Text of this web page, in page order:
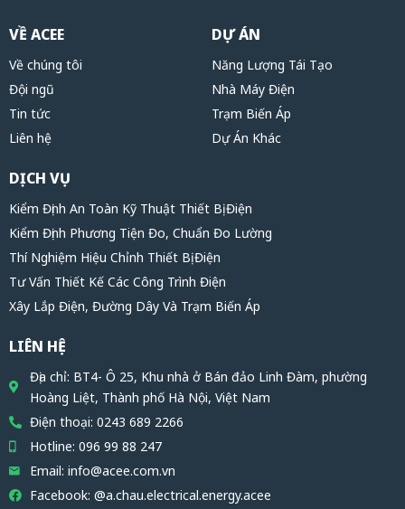
VỀ ACEE
Về chúng tôi
Đội ngũ
Tin tức
Liên hệ
DỰ ÁN
Năng Lượng Tái Tạo
Nhà Máy Điện
Trạm Biến Áp
Dự Án Khác
DỊCH VỤ
Kiểm Định An Toàn Kỹ Thuật Thiết Bị Điện
Kiểm Định Phương Tiện Đo, Chuẩn Đo Lường
Thí Nghiệm Hiệu Chỉnh Thiết Bị Điện
Tư Vấn Thiết Kế Các Công Trình Điện
Xây Lắp Điện, Đường Dây Và Trạm Biến Áp
LIÊN HỆ
Địa chỉ: BT4- Ô 25, Khu nhà ở Bán đảo Linh Đàm, phường
Hoàng Liệt, Thành phố Hà Nội, Việt Nam
Điện thoại: 0243 689 2266
Hotline: 096 99 88 247
Email: info@acee.com.vn
Facebook: @a.chau.electrical.energy.acee